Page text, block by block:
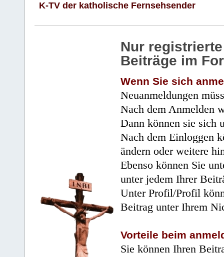
K-TV der katholische Fernsehsender
Nur
Beiträge im
Wenn Sie sich
Neuanmeldungen
Nach dem Anmelden
Dann können sie sich
Nach dem Einloggen
ändern oder weitere
Ebenso können Sie
unter jedem Ihrer
Unter Profil/Profil
Beitrag unter Ihrem
Vorteile beim
Sie können Ihren